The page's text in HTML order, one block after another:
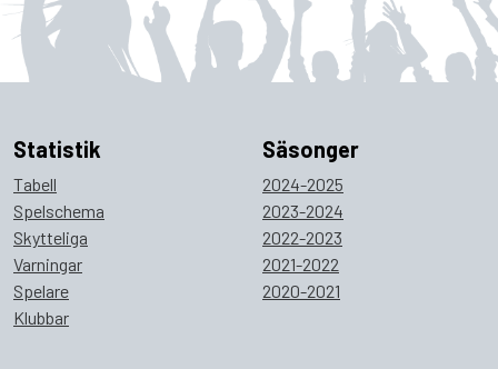
Statistik
Tabell
Spelschema
Skytteliga
Varningar
Spelare
Klubbar
Säsonger
2024-2025
2023-2024
2022-2023
2021-2022
2020-2021